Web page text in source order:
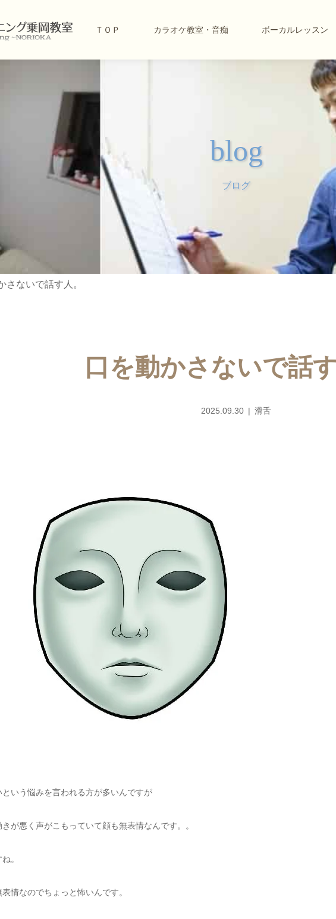
ＴＯＰ カラオケ教室・音痴 ボーカルレッスン
blog
ブログ
さないで話す人。
口を動かさないで話す
2025.09.30 滑舌
いう悩みを言われる方が多いんですが
が悪く声がこもっていて顔も無表情なんです。。
。
情なのでちょっと怖いんです。